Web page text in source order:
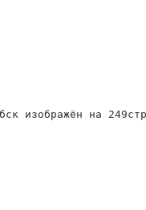
изображён на